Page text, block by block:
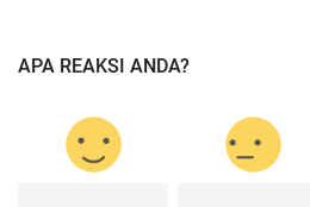
APA REAKSI ANDA?